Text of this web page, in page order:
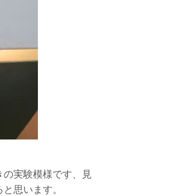
の実験模様です、見
思います。